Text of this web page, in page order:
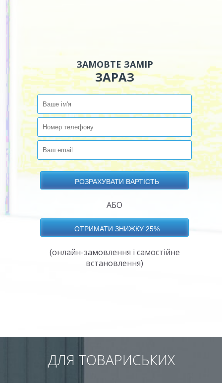
ЗАМОВТЕ ЗАМІР
ЗАРАЗ
АБО
(онлайн-замовлення і самостійне
встановлення)
ДЛЯ ТОВАРИСЬКИХ